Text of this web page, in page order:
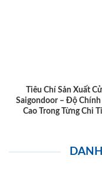
Tiêu Chí Sản Xuất
Saigondoor – Độ Chính
Cao Trong Từng Chi